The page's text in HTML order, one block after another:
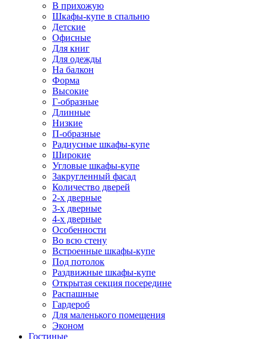
В прихожую
Шкафы-купе в спальню
Детские
Офисные
Для книг
Для одежды
На балкон
Форма
Высокие
Г-образные
Длинные
Низкие
П-образные
Радиусные шкафы-купе
Широкие
Угловые шкафы-купе
Закругленный фасад
Количество дверей
2-х дверные
3-х дверные
4-х дверные
Особенности
Во всю стену
Встроенные шкафы-купе
Под потолок
Раздвижные шкафы-купе
Открытая секция посередине
Распашные
Гардероб
Для маленького помещения
Эконом
Гостиные